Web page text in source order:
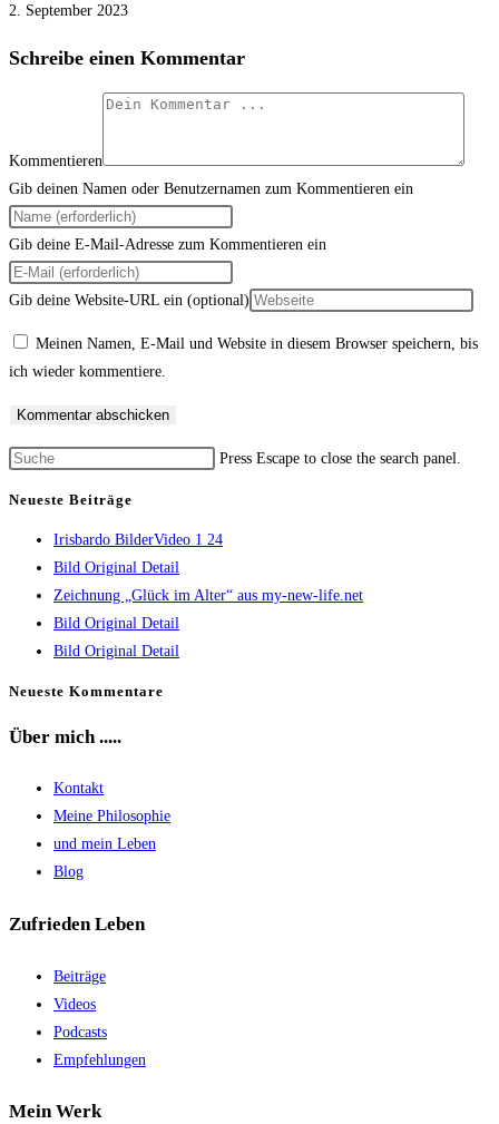
2. September 2023
Schreibe einen Kommentar
Kommentieren
Gib deinen Namen oder Benutzernamen zum Kommentieren ein
Gib deine E-Mail-Adresse zum Kommentieren ein
Gib deine Website-URL ein (optional)
Meinen Namen, E-Mail und Website in diesem Browser speichern, bis
ich wieder kommentiere.
Press Escape to close the search panel.
Neueste Beiträge
Irisbardo BilderVideo 1 24
Bild Original Detail
Zeichnung „Glück im Alter“ aus my-new-life.net
Bild Original Detail
Bild Original Detail
Neueste Kommentare
Über mich .....
Kontakt
Meine Philosophie
und mein Leben
Blog
Zufrieden Leben
Beiträge
Videos
Podcasts
Empfehlungen
Mein Werk